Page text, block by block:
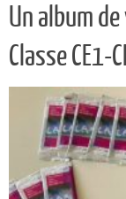
Un album
Classe CE1-